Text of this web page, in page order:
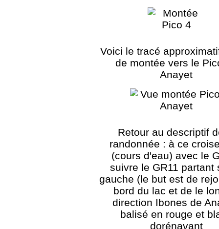
Voici le tracé
de montée vers le
Anayet
Retour au descriptif
randonnée : à ce
(cours d'eau) avec le
suivre le GR11 partant
gauche (le but est de
bord du lac et de le
direction Ibones de
balisé en rouge et
dorénavant